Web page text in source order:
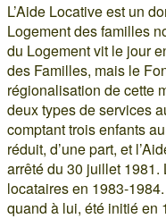
L’Aide Locative est un
Logement des familles
du Logement vit le jour
des Familles, mais le
régionalisation de cette
deux types de services
comptant trois enfants
réduit, d’une part, et
arrêté du 30 juillet 1981.
locataires en 1983-
quand à lui, été initié en